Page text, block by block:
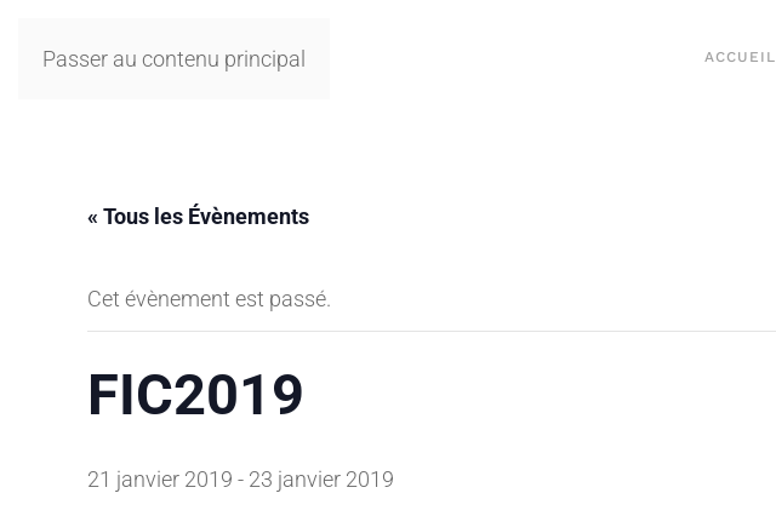
Passer au contenu principal ACCUEIL
« Tous les Évènements
Cet évènement est passé.
FIC2019
21 janvier 2019 - 23 janvier 2019